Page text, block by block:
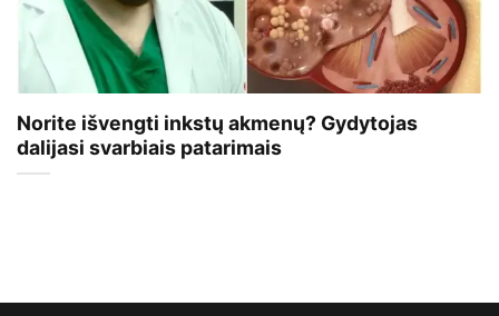
Norite išvengti inkstų akmenų? Gydytojas
dalijasi svarbiais patarimais